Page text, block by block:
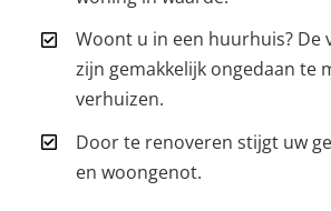
Woont u in een huurhuis? De
zijn gemakkelijk ongedaan te
verhuizen.
Door te renoveren stijgt uw
en woongenot.